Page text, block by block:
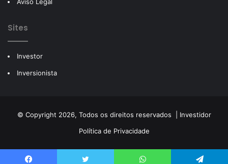
Sites
Investor
Inversionista
© Copyright 2026, Todos os direitos reservados | Investidor
Política de Privacidade